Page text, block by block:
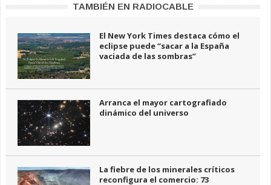
TAMBIÉN EN RADIOCABLE
El New York Times destaca cómo el
eclipse puede “sacar a la España
vaciada de las sombras”
Arranca el mayor cartografiado
dinámico del universo
La fiebre de los minerales críticos
reconfigura el comercio: 73